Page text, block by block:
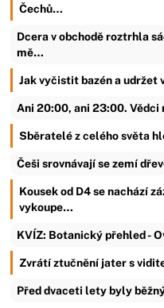
Čechů…
Dcera v obchodě roztrhla
mě…
Jak vyčistit bazén a
Ani 20:00, ani 23:00.
Sběratelé z celého světa
Češi srovnávají se zemí
Kousek od D4 se nachází
vykoupe…
KVÍZ: Botanický přehled -
Zvrátí ztučnění jater s
Před dvaceti lety byly